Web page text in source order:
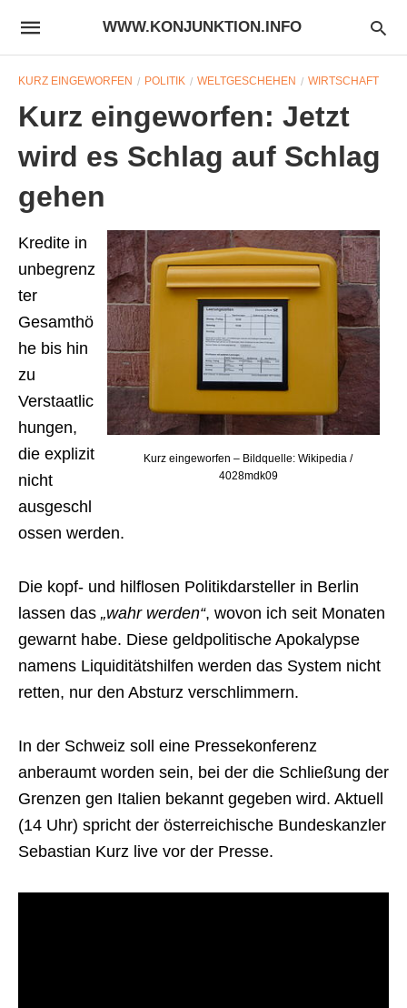
WWW.KONJUNKTION.INFO
KURZ EINGEWORFEN POLITIK WELTGESCHEHEN WIRTSCHAFT
Kurz eingeworfen: Jetzt
wird es Schlag auf Schlag
gehen
Kurz eingeworfen – Bildquelle: Wikipedia /
4028mdk09
Kredite in
unbegrenz
ter
Gesamthö
he bis hin
zu
Verstaatlic
hungen,
die explizit
nicht
ausgeschl
ossen werden.
Die kopf- und hilflosen Politikdarsteller in Berlin
lassen das „wahr werden“, wovon ich seit Monaten
gewarnt habe. Diese geldpolitische Apokalypse
namens Liquiditätshilfen werden das System nicht
retten, nur den Absturz verschlimmern.
In der Schweiz soll eine Pressekonferenz
anberaumt worden sein, bei der die Schließung der
Grenzen gen Italien bekannt gegeben wird. Aktuell
(14 Uhr) spricht der österreichische Bundeskanzler
Sebastian Kurz live vor der Presse.